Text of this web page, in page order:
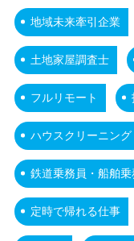
地域未来牽引企業
土地家屋調査士
フルリモート
ハウスクリーニング
鉄道乗務員・船舶乗
定時で帰れる仕事